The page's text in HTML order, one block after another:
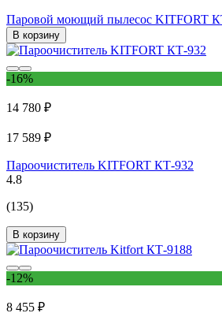
Паровой моющий пылесос KITFORT
В корзину
-16%
14 780 ₽
17 589 ₽
Пароочиститель KITFORT КТ-932
4.8
(135)
В корзину
-12%
8 455 ₽